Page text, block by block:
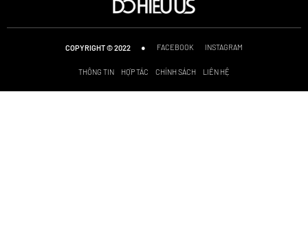
COPYRIGHT © 2022 ● FACEBOOK INSTAGRAM
THÔNG TIN HỢP TÁC CHÍNH SÁCH LIÊN HỆ